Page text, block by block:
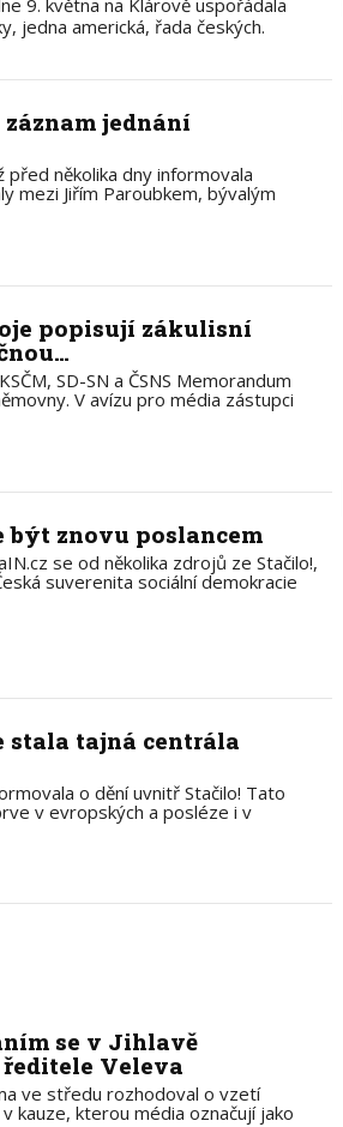
9. května na Klárově uspořádala
jedna americká, řada českých.
jednání
před několika dny informovala
mezi Jiřím Paroubkem, bývalým
popisují zákulisní
SD-SN a ČSNS Memorandum
V avízu pro média zástupci
být znovu poslancem
se od několika zdrojů ze Stačilo!,
suverenita sociální demokracie
stala tajná centrála
o dění uvnitř Stačilo! Tato
v evropských a posléze i v
se v Jihlavě
Veleva
ve středu rozhodoval o vzetí
kauze, kterou média označují jako